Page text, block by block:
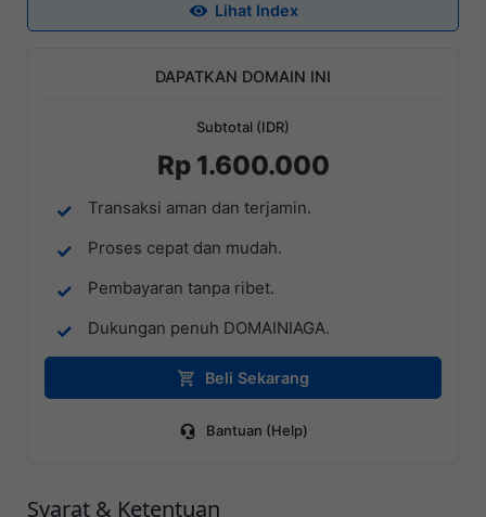
Lihat Index
DAPATKAN DOMAIN INI
Subtotal (IDR)
Rp 1.600.000
Transaksi aman dan terjamin.
Proses cepat dan mudah.
Pembayaran tanpa ribet.
Dukungan penuh DOMAINIAGA.
Beli Sekarang
Bantuan (Help)
Syarat & Ketentuan